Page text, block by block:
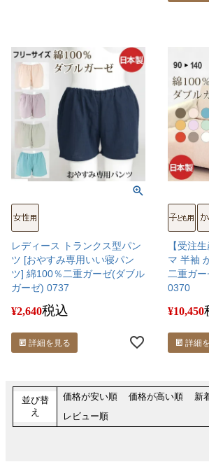
レディース トランクス型パン
ツ [おやすみ専用いい寝パン
ツ] 綿100％二重ガーゼ(ダブル
ガーゼ) 0737
¥2,640税込
詳細を見る
【受注
マ 半袖
二重ガ
0370
¥10,450
詳細
並び替
え
価格が安い順 価格が高い順 新
レビュー順